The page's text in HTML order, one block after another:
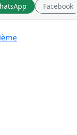
Facebook